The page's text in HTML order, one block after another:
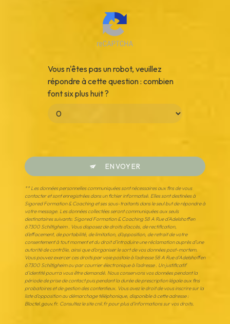
Vous n'êtes pas un robot, veuillez
répondre à cette question : combien
font six plus huit ?
ENVOYER
** Les données personnelles communiquées sont nécessaires aux fins de vous
contacter et sont enregistrées dans un fichier informatisé. Elles sont destinées à
Sigored Formation & Coaching et ses sous-traitants dans le seul but de répondre à
votre message. Les données collectées seront communiquées aux seuls
destinataires suivants: Sigored Formation & Coaching 58 A Rue d'Adelshoffen
67300 Schiltigheim . Vous disposez de droits d’accès, de rectification,
d’effacement, de portabilité, de limitation, d’opposition, de retrait de votre
consentement à tout moment et du droit d’introduire une réclamation auprès d’une
autorité de contrôle, ainsi que d’organiser le sort de vos données post-mortem.
Vous pouvez exercer ces droits par voie postale à l'adresse 58 A Rue d'Adelshoffen
67300 Schiltigheim ou par courrier électronique à l'adresse . Un justificatif
d'identité pourra vous être demandé. Nous conservons vos données pendant la
période de prise de contact puis pendant la durée de prescription légale aux fins
probatoires et de gestion des contentieux. Vous avez le droit de vous inscrire sur la
liste d'opposition au démarchage téléphonique, disponible à cette adresse :
Bloctel.gouv.fr. Consultez le site cnil.fr pour plus d’informations sur vos droits.